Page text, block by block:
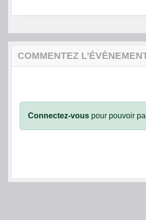
COMMENTEZ
Connectez-vous pour pouvoir